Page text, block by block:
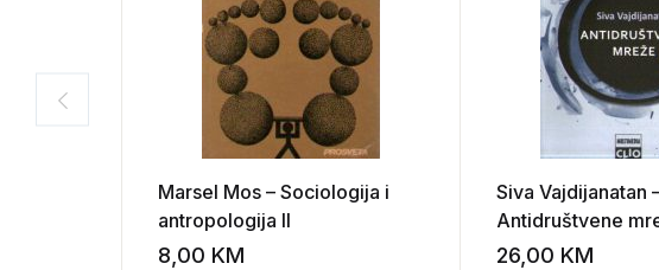
Marsel Mos – Sociologija i
antropologija II
8,00 KM Add to wishlist
Siva Vajdijanatan
Antidruštvene
26,00 KM